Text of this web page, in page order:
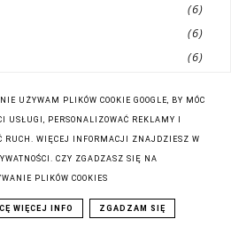
(6)
(6)
(6)
(7)
UŻYWAM PLIKÓW COOKIE GOOGLE, BY MÓC
USŁUGI, PERSONALIZOWAĆ REKLAMY I
RUCH. WIĘCEJ INFORMACJI ZNAJDZIESZ W
CZY ZGADZASZ SIĘ NA
PLIKÓW COOKIES
WIĘCEJ INFO ZGADZAM SIĘ